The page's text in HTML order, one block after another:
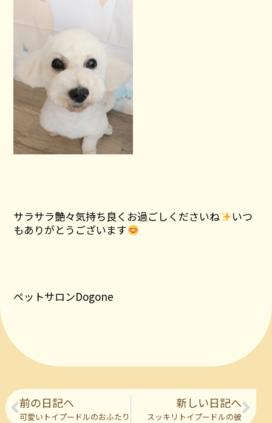
サラサラ艶々気持ち良くお過ごしくださいね
いつ
もありがとうございます
ペットサロンDogone
前の日記へ
可愛いトイプードルのおふたり
新しい日記へ
スッキリトイプードルの彼